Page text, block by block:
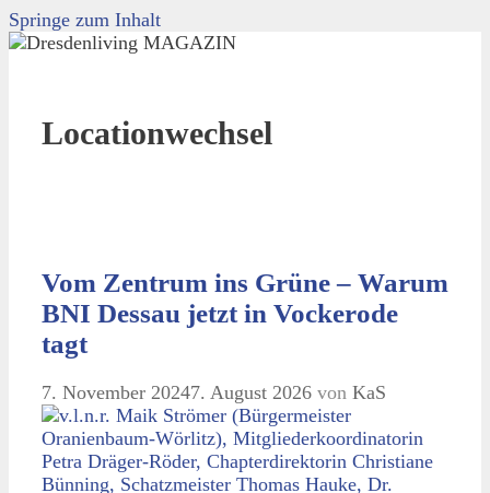
Springe zum Inhalt
Locationwechsel
Vom Zentrum ins Grüne – Warum
BNI Dessau jetzt in Vockerode
tagt
7. November 20247. August 2026 von KaS